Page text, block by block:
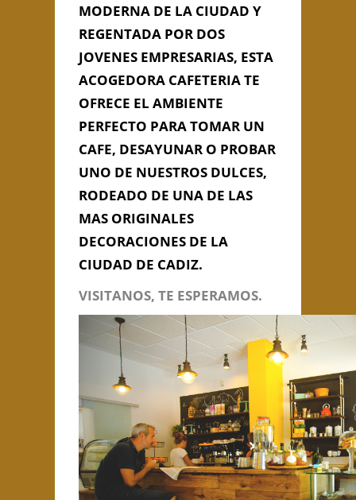
MODERNA DE LA CIUDAD Y
REGENTADA POR DOS
JOVENES EMPRESARIAS, ESTA
ACOGEDORA CAFETERIA TE
OFRECE EL AMBIENTE
PERFECTO PARA TOMAR UN
CAFE, DESAYUNAR O PROBAR
UNO DE NUESTROS DULCES,
RODEADO DE UNA DE LAS
MAS ORIGINALES
DECORACIONES DE LA
CIUDAD DE CADIZ.
VISITANOS, TE ESPERAMOS.
Información de
Contacto
C/ Francisco Garcia de Sola, nº
46, Cádiz, Cádiz
856 07 73 43
Contacta con Nosotros